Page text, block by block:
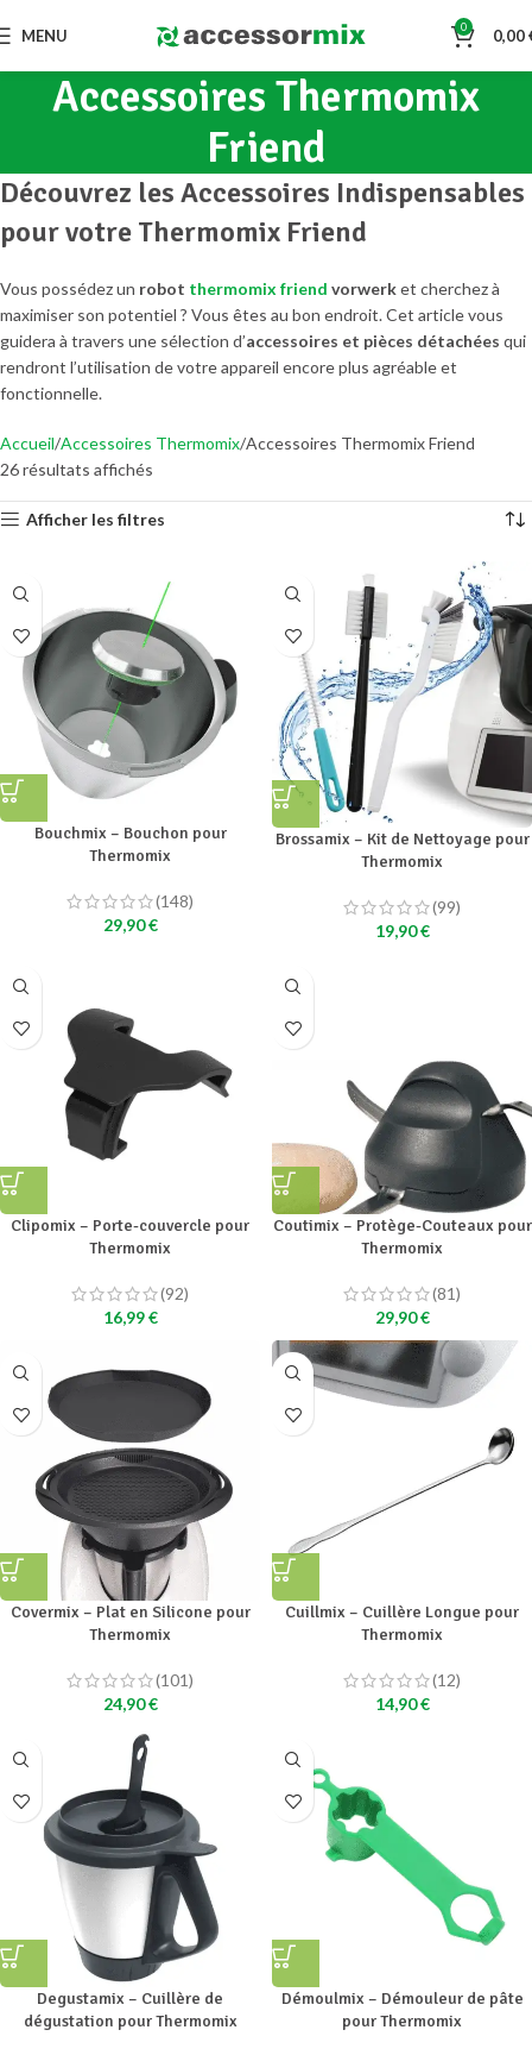
MENU 0 0,00
Accessoires Thermomix
Friend
Découvrez les Accessoires Indispensables
pour votre Thermomix Friend
Vous possédez un robot thermomix friend vorwerket cherchez à
maximiser son potentiel ? Vous êtes au bon endroit. Cet article vous
guidera à travers une sélection d’accessoires et pièces détachées qui
rendront l’utilisation de votre appareil encore plus agréable et
fonctionnelle.
Accueil Accessoires Thermomix Accessoires Thermomix Friend
26 résultats affichés
Afficher les filtres
Bouchmix – Bouchon pour
Thermomix
(148)
29,90€
Brossamix – Kit de Nettoyage pour
Thermomix
(99)
19,90€
Clipomix – Porte-couvercle pour
Thermomix
(92)
16,99€
Coutimix – Protège-Couteaux pour
Thermomix
(81)
29,90€
Covermix – Plat en Silicone pour
Thermomix
(101)
24,90€
Cuillmix – Cuillère Longue pour
Thermomix
(12)
14,90€
Degustamix – Cuillère de
dégustation pour Thermomix
Démoulmix – Démouleur de pâte
pour Thermomix